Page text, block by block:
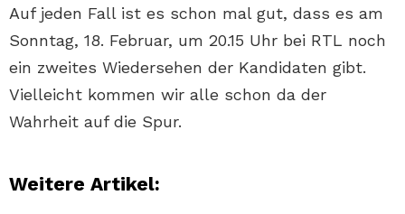
Auf jeden Fall ist es schon mal gut, dass es am
Sonntag, 18. Februar, um 20.15 Uhr bei RTL noch
ein zweites Wiedersehen der Kandidaten gibt.
Vielleicht kommen wir alle schon da der
Wahrheit auf die Spur.
Weitere Artikel: